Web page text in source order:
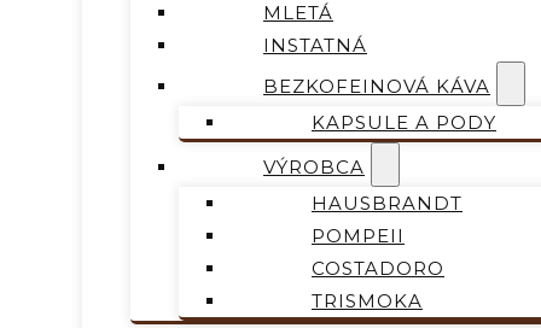
MLETÁ
INSTATNÁ
BEZKOFEINOVÁ KÁVA
KAPSULE A PODY
VÝROBCA
HAUSBRANDT
POMPEII
COSTADORO
TRISMOKA